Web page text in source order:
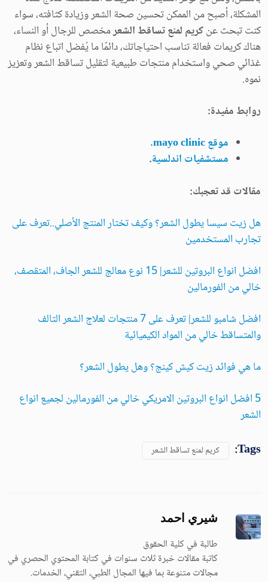
المشكلة، أصبح من الممكن تحسين صحة الشعر وزيادة كثافته، سواء
كنت تبحث عنكريم لمنع تساقط الشعرمخصص للرجال أو النساء،
هناك كريمات فعالة تناسب احتياجاتك، دائمًا ما يُفضل اتباع نظام
غذائي صحي واستخدام منتجات طبيعية لتقليل تساقط الشعر وتعزيز
نموه.
روابط مفيدة:
موقع mayo clinic
.
مستشفيات اندلسية.
مقالات قد تعجبك:
هل زيت سيسا يطول الشعر؟ وكيف تختار المنتج الأصلي..تعرف على
تجارب المستخدمين
افضل انواع البروتين للشعر| 15 نوع معالج للشعر الجاف، المتقصف،
خالي من الفورمالين
افضل شامبو للشعر| تعرف على 7 منتجات لعلاج الشعر التالف
والمتساقط خالي من المواد الكيميائية
ما هي فوائد زيت كيش كينج؟ وهل يطول الشعر؟
5 افضل انواع البروتين الامريكي خالي من الفورمالين لجميع انواع
الشعر
Tags: كريم لمنع تساقط الشعر
شيري احمد
طالبة في كلية الحقوق
كاتبة مقالات خبرة ثلاث سنوات في كتابة المحتوي الحصري في
مجالات متنوعة بما فيها المجال الطبي، التقني، الخدمات.